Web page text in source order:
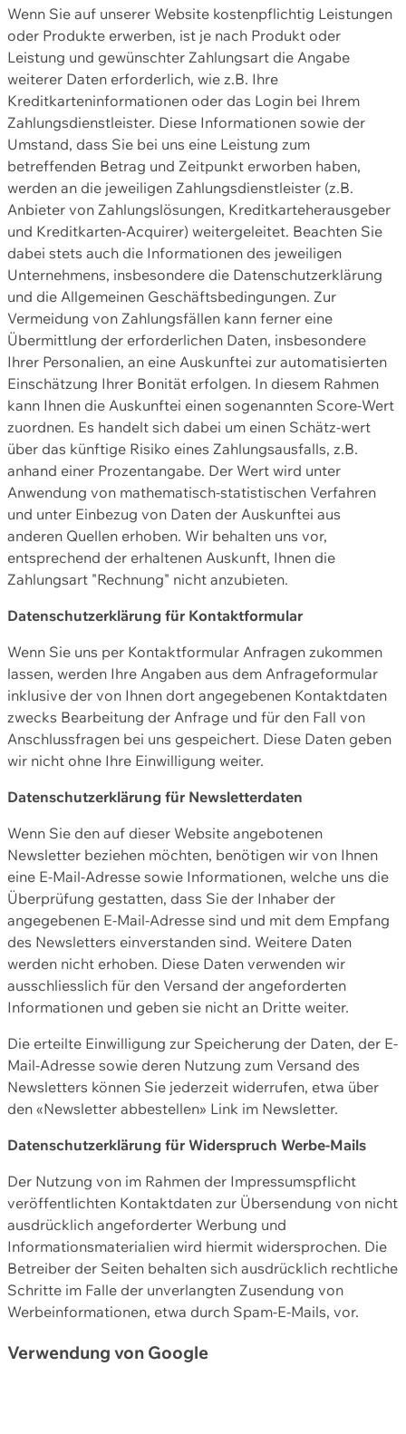
Wenn Sie auf unserer Website kostenpflichtig Leistungen
oder Produkte erwerben, ist je nach Produkt oder
Leistung und gewünschter Zahlungsart die Angabe
weiterer Daten erforderlich, wie z.B. Ihre
Kreditkarteninformationen oder das Login bei Ihrem
Zahlungsdienstleister. Diese Informationen sowie der
Umstand, dass Sie bei uns eine Leistung zum
betreffenden Betrag und Zeitpunkt erworben haben,
werden an die jeweiligen Zahlungsdienstleister (z.B.
Anbieter von Zahlungslösungen, Kreditkarteherausgeber
und Kreditkarten-Acquirer) weitergeleitet. Beachten Sie
dabei stets auch die Informationen des jeweiligen
Unternehmens, insbesondere die Datenschutzerklärung
und die Allgemeinen Geschäftsbedingungen. Zur
Vermeidung von Zahlungsfällen kann ferner eine
Übermittlung der erforderlichen Daten, insbesondere
Ihrer Personalien, an eine Auskunftei zur automatisierten
Einschätzung Ihrer Bonität erfolgen. In diesem Rahmen
kann Ihnen die Auskunftei einen sogenannten Score-Wert
zuordnen. Es handelt sich dabei um einen Schätz-wert
über das künftige Risiko eines Zahlungsausfalls, z.B.
anhand einer Prozentangabe. Der Wert wird unter
Anwendung von mathematisch-statistischen Verfahren
und unter Einbezug von Daten der Auskunftei aus
anderen Quellen erhoben. Wir behalten uns vor,
entsprechend der erhaltenen Auskunft, Ihnen die
Zahlungsart "Rechnung" nicht anzubieten.
Datenschutzerklärung für Kontaktformular
Wenn Sie uns per Kontaktformular Anfragen zukommen
lassen, werden Ihre Angaben aus dem Anfrageformular
inklusive der von Ihnen dort angegebenen Kontaktdaten
zwecks Bearbeitung der Anfrage und für den Fall von
Anschlussfragen bei uns gespeichert. Diese Daten geben
wir nicht ohne Ihre Einwilligung weiter.
Datenschutzerklärung für Newsletterdaten
Wenn Sie den auf dieser Website angebotenen
Newsletter beziehen möchten, benötigen wir von Ihnen
eine E-Mail-Adresse sowie Informationen, welche uns die
Überprüfung gestatten, dass Sie der Inhaber der
angegebenen E-Mail-Adresse sind und mit dem Empfang
des Newsletters einverstanden sind. Weitere Daten
werden nicht erhoben. Diese Daten verwenden wir
ausschliesslich für den Versand der angeforderten
Informationen und geben sie nicht an Dritte weiter.
Die erteilte Einwilligung zur Speicherung der Daten, der E-
Mail-Adresse sowie deren Nutzung zum Versand des
Newsletters können Sie jederzeit widerrufen, etwa über
den «Newsletter abbestellen» Link im Newsletter.
Datenschutzerklärung für Widerspruch Werbe-Mails
Der Nutzung von im Rahmen der Impressumspflicht
veröffentlichten Kontaktdaten zur Übersendung von nicht
ausdrücklich angeforderter Werbung und
Informationsmaterialien wird hiermit widersprochen. Die
Betreiber der Seiten behalten sich ausdrücklich rechtliche
Schritte im Falle der unverlangten Zusendung von
Werbeinformationen, etwa durch Spam-E-Mails, vor.
Verwendung von Google